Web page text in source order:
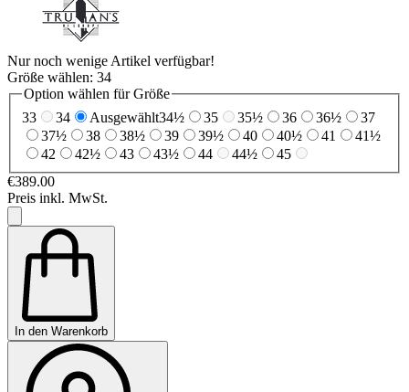
Nur noch wenige Artikel verfügbar!
Größe wählen: 34
Option wählen für Größe
33
34 Ausgewählt34½ 35 35½ 36 36½
37
37½
38 38½ 39 39½ 40 40½ 41
41½
42
42½ 43 43½ 44 44½
45
€389.00
Preis inkl. MwSt.
In den Warenkorb